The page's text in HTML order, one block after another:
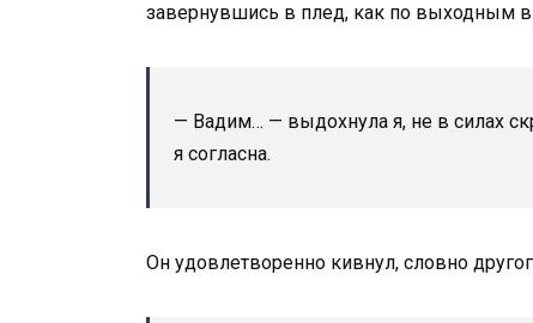
завернувшись в плед, как по выходным
— Вадим… — выдохнула я, не в силах
я согласна.
Он удовлетворенно кивнул, словно